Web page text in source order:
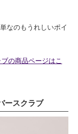
なのもうれしいポイ
の商品ページはこ
ースクラブ